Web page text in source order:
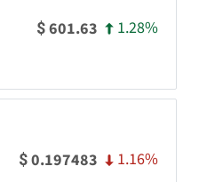
$601.63 1.28%
$0.197483 1.16%